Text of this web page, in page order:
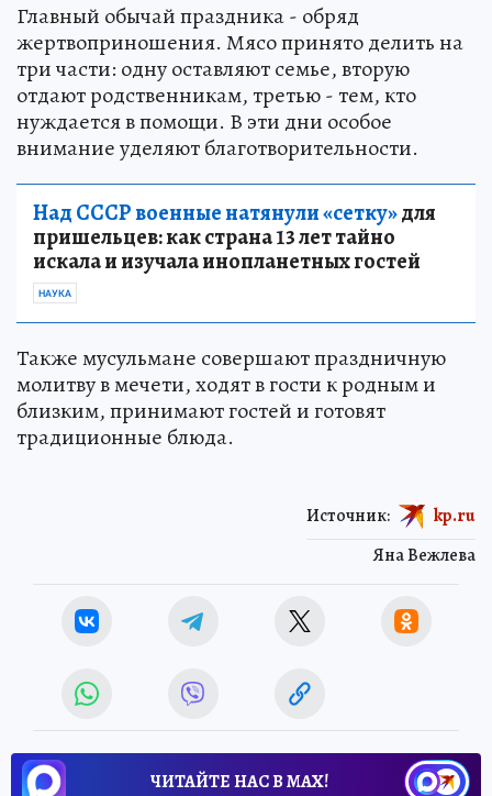
Главный обычай праздника - обряд
жертвоприношения. Мясо принято делить на
три части: одну оставляют семье, вторую
отдают родственникам, третью - тем, кто
нуждается в помощи. В эти дни особое
внимание уделяют благотворительности.
Над СССР военные натянули «сетку»для
пришельцев: как страна 13 лет тайно
искала и изучала инопланетных гостей
НАУКА
Также мусульмане совершают праздничную
молитву в мечети, ходят в гости к родным и
близким, принимают гостей и готовят
традиционные блюда.
Яна Вежлева
Источник: kp.ru
ЧИТАЙТЕ НАС В МАХ!